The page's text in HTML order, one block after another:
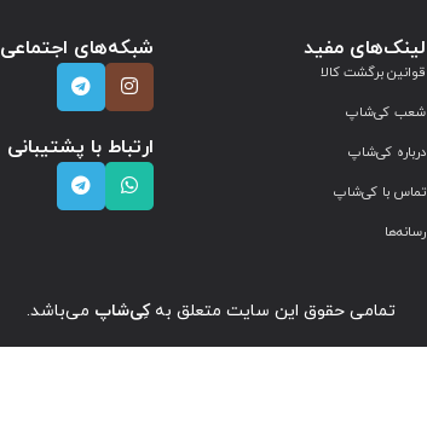
لینک‌های مفید
قوانین برگشت کالا
شعب کی‌شاپ
درباره کی‌شاپ
تماس با کی‌شاپ
رسانه‌ها
شبکه‌های اجتماعی
ارتباط با پشتیبانی
تمامی حقوق این سایت متعلق بهکِی‌شاپ می‌باشد.